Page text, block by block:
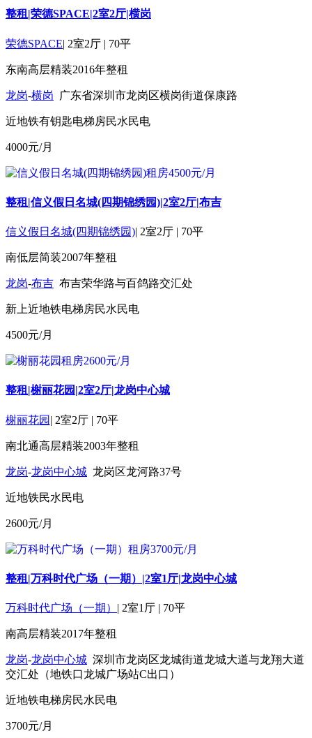
整租|荣德SPACE|2室2厅|横岗
荣德SPACE| 2室2厅 | 70平
东南高层精装2016年整租
龙岗-横岗 广东省深圳市龙岗区横岗街道保康路
近地铁有钥匙电梯房民水民电
4000元/月
整租|信义假日名城(四期锦绣园)|2室2厅|布吉
信义假日名城(四期锦绣园)| 2室2厅 | 70平
南低层简装2007年整租
龙岗-布吉 布吉荣华路与百鸽路交汇处
新上近地铁电梯房民水民电
4500元/月
整租|榭丽花园|2室2厅|龙岗中心城
榭丽花园 | 2室2厅 | 70平
南北通高层精装2003年整租
龙岗-龙岗中心城 龙岗区龙河路37号
近地铁民水民电
2600元/月
整租|万科时代广场（一期）|2室1厅|龙岗中心城
万科时代广场（一期） | 2室1厅 | 70平
南高层精装2017年整租
龙岗-龙岗中心城 深圳市龙岗区龙城街道龙城大道与龙翔大道
交汇处（地铁口龙城广场站C出口）
近地铁电梯房民水民电
3700元/月